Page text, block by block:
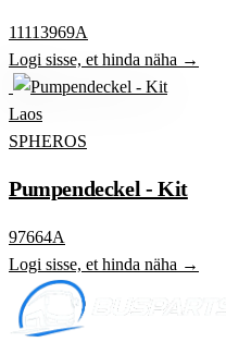
11113969A
Logi sisse, et hinda näha →
Laos
SPHEROS
Pumpendeckel - Kit
97664A
Logi sisse, et hinda näha →